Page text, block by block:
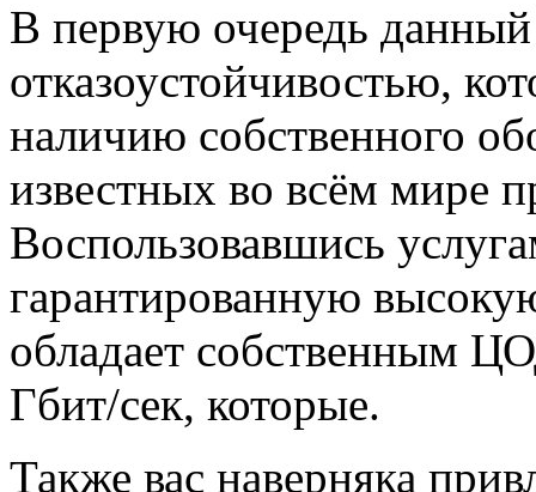
В первую очередь данный
отказоустойчивостью,
наличию собственного
известных во всём мире
Воспользовавшись
гарантированную
обладает собственным
Гбит/сек, которые.
Также вас наверняка